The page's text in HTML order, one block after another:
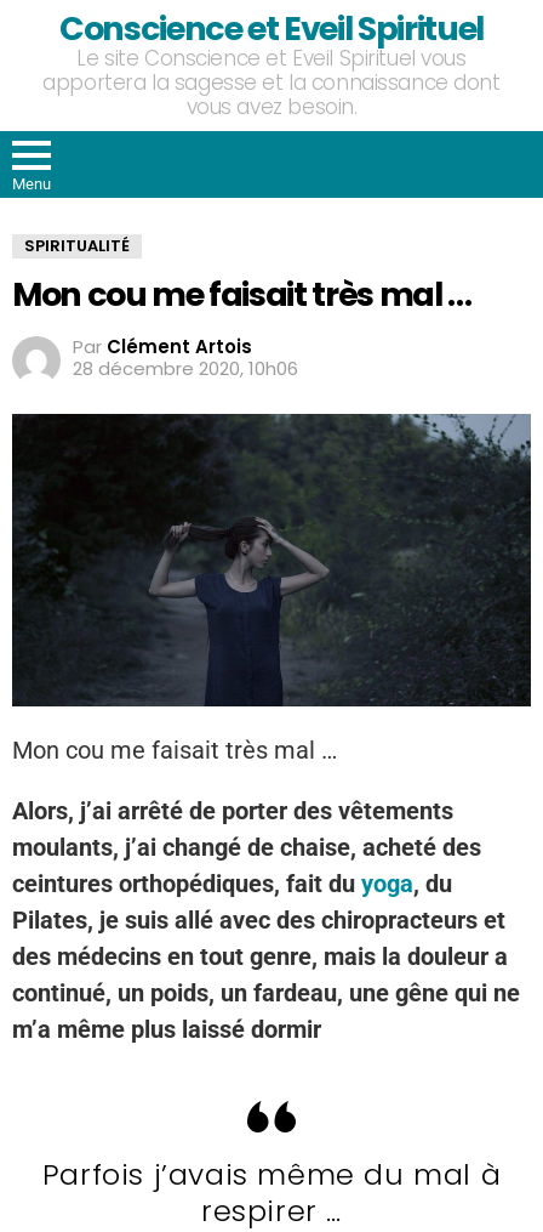
Conscience et Eveil Spirituel
Le site Conscience et Eveil Spirituel vous
apportera la sagesse et la connaissance dont
vous avez besoin.
Menu
SPIRITUALITÉ
Mon cou me faisait très mal …
Par Clément Artois
28 décembre 2020, 10h06
Mon cou me faisait très mal …
Alors, j’ai arrêté de porter des vêtements
moulants, j’ai changé de chaise, acheté des
ceintures orthopédiques, fait du yoga, du
Pilates, je suis allé avec des chiropracteurs et
des médecins en tout genre, mais la douleur a
continué, un poids, un fardeau, une gêne qui ne
m’a même plus laissé dormir
Parfois j’avais même du mal à
respirer …